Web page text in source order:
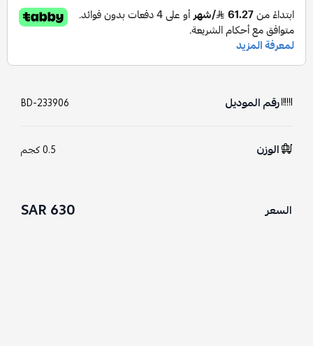
رقم الموديل BD-233906
الوزن 0.5 كجم
السعر 630 SAR